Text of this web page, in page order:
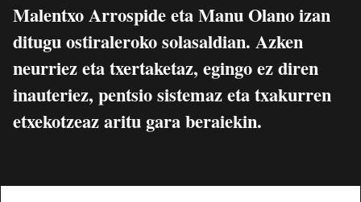
Malentxo Arrospide eta Manu Olano izan
ditugu ostiraleroko solasaldian. Azken
neurriez eta txertaketaz, egingo ez diren
inauteriez, pentsio sistemaz eta txakurren
etxekotzeaz aritu gara beraiekin.